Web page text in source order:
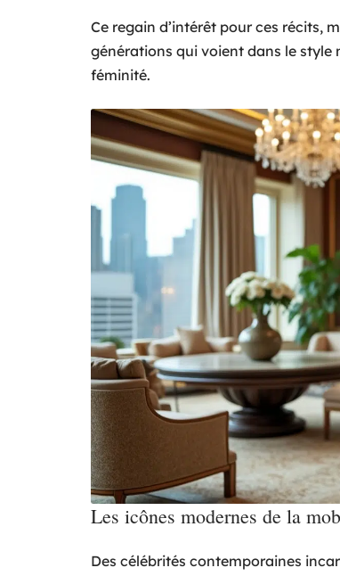
Ce regain d’intérêt pour ces récits,
générations qui voient dans le style
féminité.
Les icônes modernes de la
Des célébrités contemporaines